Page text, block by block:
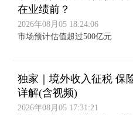
在业绩前？
2026年08月05 18:24:06
市场预计估值超过500亿元
独家｜境外收入征税 保
详解(含视频)
2026年08月05 17:31:21